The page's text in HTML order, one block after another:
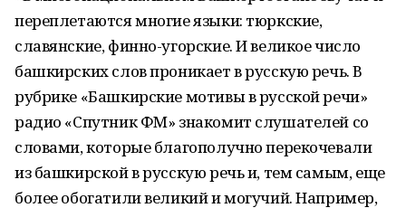
переплетаются многие языки: тюркские,
славянские, финно-угорские. И великое число
башкирских слов проникает в русскую речь. В
рубрике «Башкирские мотивы в русской речи»
радио «Спутник ФМ» знакомит слушателей со
словами, которые благополучно перекочевали
из башкирской в русскую речь и, тем самым, еще
более обогатили великий и могучий. Например,